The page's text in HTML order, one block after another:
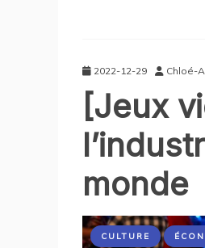
2022-12-29 Chloé-
[Jeux
monde
CULTURE